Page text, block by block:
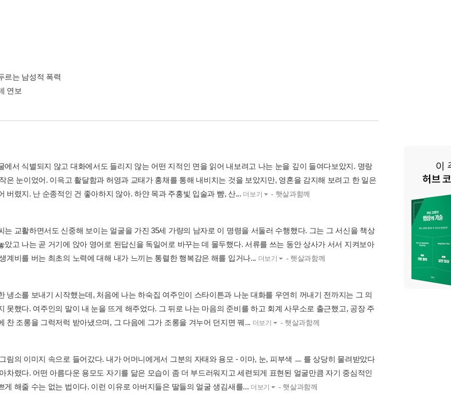
르는 남성적 폭력
연보
에서 식별되지 않고 대화에서도 들리지 않는 어떤 지적인 면을 읽어 내보려고 나는 눈을 깊이 들여다보았지. 명랑
은 눈이었어. 이윽고 활달함과 허영과 교태가 홍채를 통해 내비치는 것을 보았지만, 영혼을 감지해 보려고 한 일은
버렸지. 난 순종적인 건 좋아하지 않아. 하얀 목과 주홍빛 입술과 뺨, 산... 더보기 - 햇살과함께
는 교활하면서도 신중해 보이는 얼굴을 가진 35세 가량의 남자로 이 명령을 서둘러 수행했다. 그는 그 서신을 책상
았고 나는 곧 거기에 앉아 영어로 된답신을 독일어로 바꾸는 데 몰두했다. 서류를 쓰는 동안 상사가 서서 지켜보아
계비를 버는 최초의 노력에 대해 내가 느끼는 통렬한 행복감은 해를 입거나... 더보기 - 햇살과함께
냉소를 보내기 시작했는데, 처음에 나는 하숙집 여주인이 스타이튼과 나눈 대화를 우연히 꺼내기 전까지는 그 의
못했다. 여주인의 말이 내 눈을 뜨게 해주었다. 그 뒤로 나는 마음의 준비를 하고 회계 사무소로 출근했고, 공장 주
찬 조롱을 그럭저럭 받아냈으며, 그 다음에 그가 조롱을 겨누어 던지면 꿰... 더보기 - 햇살과함께
림의 이미지 속으로 들어갔다. 내가 어머니에게서 그분의 자태와 용모 - 이마, 눈, 피부색 ㅡ 를 상당히 물려받았다
차렸다. 어떤 아름다운 용모도 자기를 닮은 모습이 좀 더 부드러워지고 세련되게 표현된 얼굴만큼 자기 중심적인
게 해줄 수는 없는 법이다. 이런 이유로 아버지들은 딸들의 얼굴 생김새를... 더보기 - 햇살과함께